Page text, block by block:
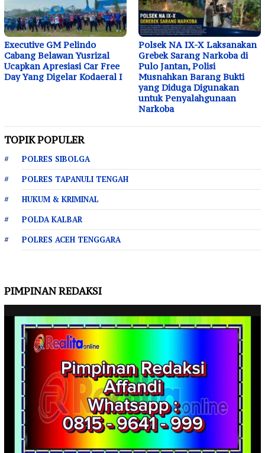
Executive GM Pelindo
Cabang Belawan Yusrizal
Ucapkan Apresiasi Car Free
Day Yang Digelar Kodaeral I
Polsek NA IX-X Laksanakan
Grebek Sarang Narkoba di
Pulo Jantan, Polisi
Musnahkan Barang Bukti
yang Diduga Digunakan
untuk Penyalahgunaan
Narkoba
TOPIK POPULER
POLRES SIBOLGA
POLRES TAPANULI TENGAH
HUKUM & KRIMINAL
POLDA KALBAR
POLRES ACEH TENGGARA
PIMPINAN REDAKSI